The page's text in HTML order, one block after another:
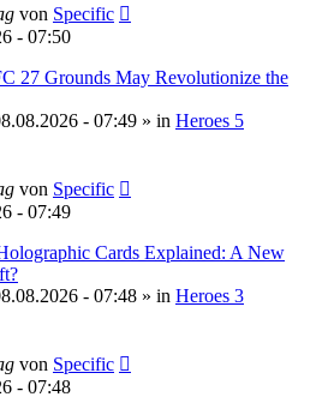
von Specific
- 07:50
27 Grounds May Revolutionize the
- 07:49 » in Heroes 5
von Specific
- 07:49
Cards Explained: A New
- 07:48 » in Heroes 3
von Specific
- 07:48